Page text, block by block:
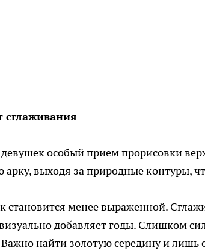
сглаживания
особый прием прорисовки
арку, выходя за природные контуры,
становится менее выраженной.
добавляет годы. Слишком
найти золотую середину и лишь